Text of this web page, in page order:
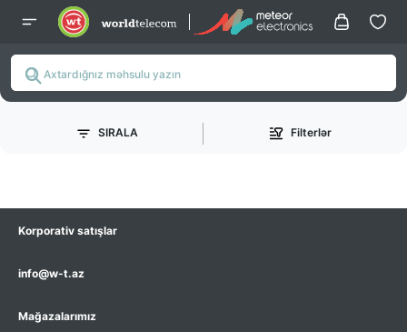
SIRALA Filterlər
Korporativ satışlar
info@w-t.az
Mağazalarımız